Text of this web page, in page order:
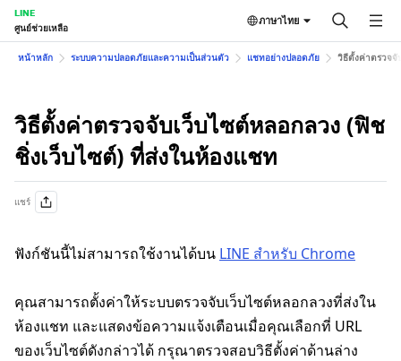
LINE
ศูนย์ช่วยเหลือ
ภาษาไทย
หน้าหลัก ระบบความปลอดภัยและความเป็นส่วนตัว แชทอย่างปลอดภัย วิธีตั้งค่าตรวจจั
วิธีตั้งค่าตรวจจับเว็บไซต์หลอกลวง (ฟิช
ชิ่งเว็บไซต์) ที่ส่งในห้องแชท
แชร์
ฟังก์ชันนี้ไม่สามารถใช้งานได้บน LINE สำหรับ Chrome
คุณสามารถตั้งค่าให้ระบบตรวจจับเว็บไซต์หลอกลวงที่ส่งใน
ห้องแชท และแสดงข้อความแจ้งเตือนเมื่อคุณเลือกที่ URL
ของเว็บไซต์ดังกล่าวได้ กรุณาตรวจสอบวิธีตั้งค่าด้านล่าง